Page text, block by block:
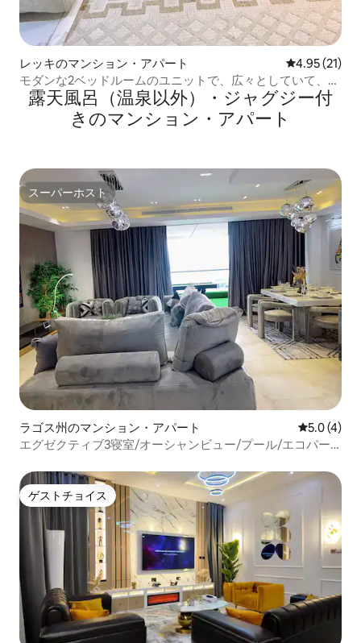
レッキのマンション・アパート レビュー21
4.95 (21)
モダンな2ベッドルームのユニットで、広々としていて、き
れいで、安全です。lekki
露天風呂（温泉以外）・ジャグジー付
きのマンション・アパート
スーパーホスト
スーパーホスト
ラゴス州のマンション・アパート レビュー4
5.0 (4)
エグゼクティブ3寝室/オーシャンビュー/プール/エコパー
ゲストチョイス
ゲストチョイス